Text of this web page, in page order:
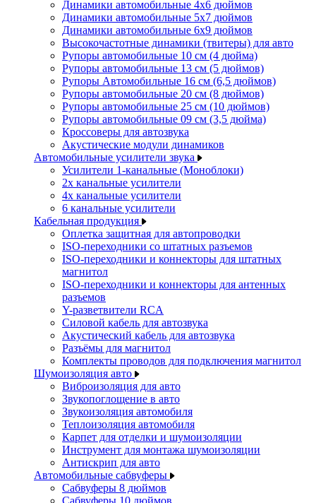
Динамики автомобильные 4x6 дюймов
Динамики автомобильные 5x7 дюймов
Динамики автомобильные 6x9 дюймов
Высокочастотные динамики (твитеры) для авто
Рупоры автомобильные 10 см (4 дюйма)
Рупоры автомобильные 13 см (5 дюймов)
Рупоры Автомобильные 16 см (6,5 дюймов)
Рупоры автомобильные 20 см (8 дюймов)
Рупоры автомобильные 25 см (10 дюймов)
Рупоры автомобильные 09 см (3,5 дюйма)
Кроссоверы для автозвука
Акустические модули динамиков
Автомобильные усилители звука
Усилители 1-канальные (Моноблоки)
2х канальные усилители
4х канальные усилители
6 канальные усилители
Кабельная продукция
Оплетка защитная для автопроводки
ISO-переходники со штатных разъемов
ISO-переходники и коннекторы для штатных
магнитол
ISO-переходники и коннекторы для антенных
разъемов
Y-разветвители RCA
Силовой кабель для автозвука
Акустический кабель для автозвука
Разъёмы для магнитол
Комплекты проводов для подключения магнитол
Шумоизоляция авто
Виброизоляция для авто
Звукопоглощение в авто
Звукоизоляция автомобиля
Теплоизоляция автомобиля
Карпет для отделки и шумоизоляции
Инструмент для монтажа шумоизоляции
Антискрип для авто
Автомобильные сабвуферы
Сабвуферы 8 дюймов
Сабвуферы 10 дюймов